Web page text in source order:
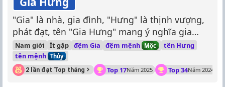
"Gia" là nhà, gia đình, "Hưng" là thịnh vượng,
phát đạt, tên "Gia Hưng" mang ý nghĩa gia
đình hạnh phúc, thịnh vượng, phát đạt.
Nam giới Ít gặp đệm Gia đệm mệnh Mộc
tên Hưng
tên mệnh Thủy
2 lần đạt Top tháng
Top 17Năm 2025 Top 34Năm 2024